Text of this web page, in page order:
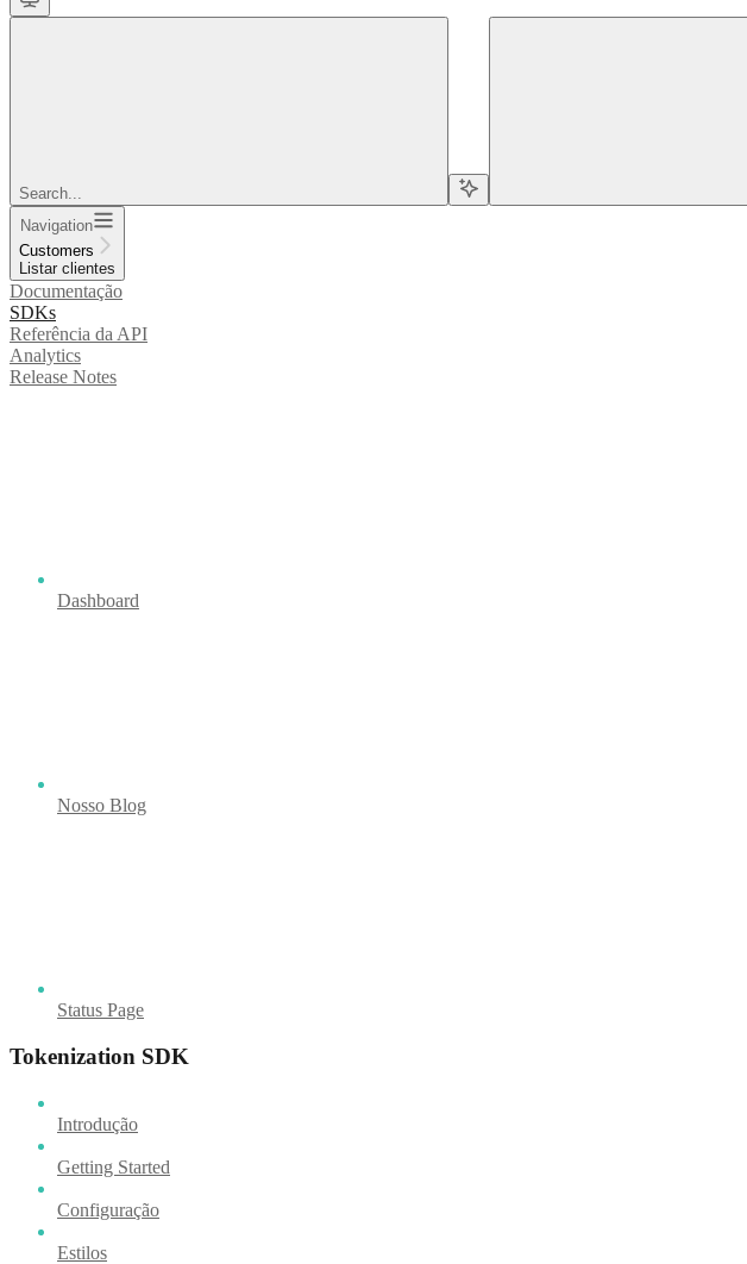
Search...
Navigation
Customers
Listar clientes
Documentação
SDKs
Referência da API
Analytics
Release Notes
Dashboard
Nosso Blog
Status Page
Tokenization SDK
Introdução
Getting Started
Configuração
Estilos